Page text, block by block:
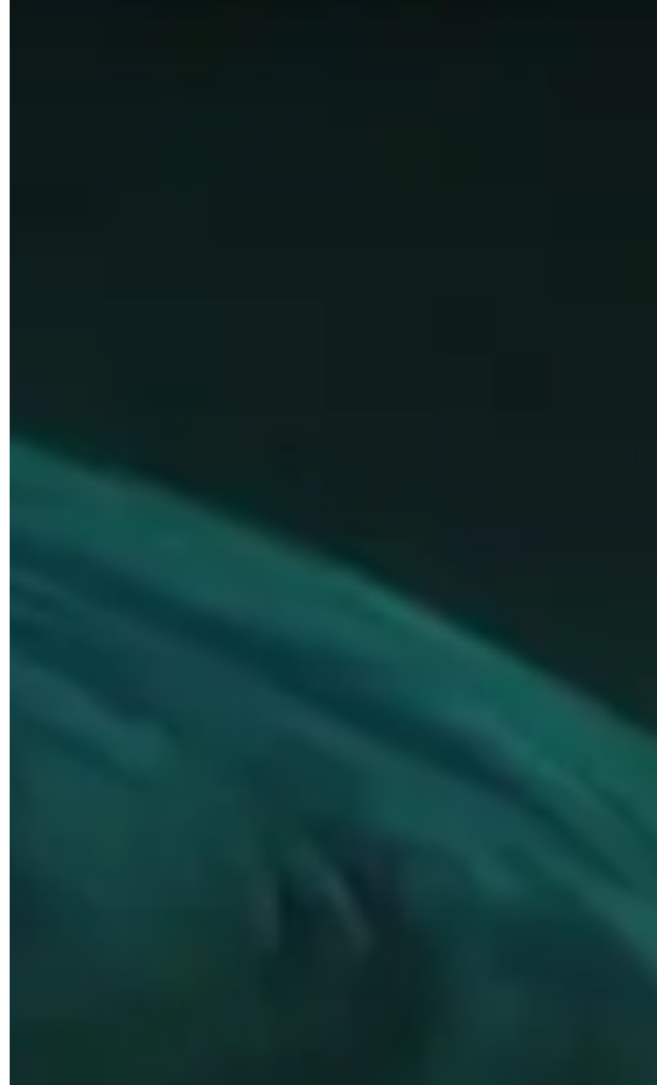
Talents
Voir quelles sont les statistiques secondaires les plus importantes